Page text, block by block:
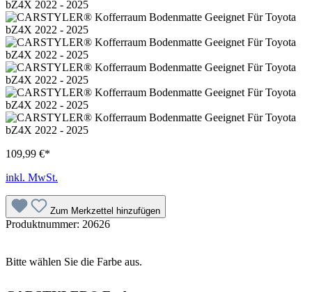
109,99 €*
inkl. MwSt.
Zum Merkzettel hinzufügen
Produktnummer: 20626
Bitte wählen Sie die Farbe aus.